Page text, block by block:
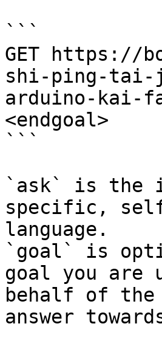
```
GET https://
shi-ping-
arduino-kai-
<endgoal>
```
`ask` is the
specific,
language.
`goal` is
goal you are
behalf of
answer